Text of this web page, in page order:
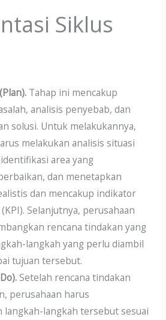
Siklus
Tahap ini mencakup
analisis penyebab, dan
solusi. Untuk melakukannya,
melakukan analisis situasi
area yang
dan menetapkan
dan mencakup indikator
Selanjutnya, perusahaan
rencana tindakan yang
langkah yang perlu diambil
tujuan tersebut.
Setelah rencana tindakan
perusahaan harus
langkah-langkah tersebut sesuai